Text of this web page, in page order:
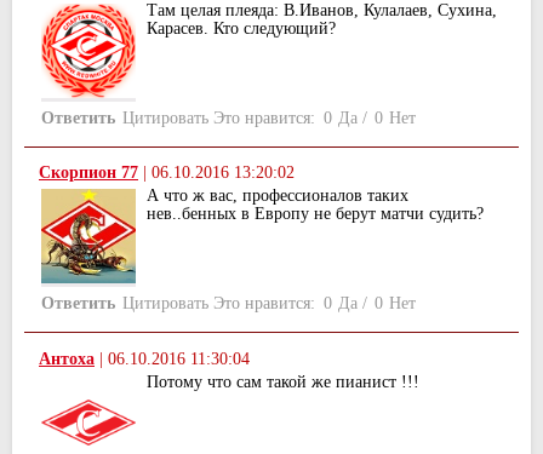
Там целая плеяда: В.Иванов, Кулалаев, Сухина,
Карасев. Кто следующий?
Ответить Цитировать Это нравится: 0 Да / 0 Нет
Скорпион 77
06.10.2016 13:20:02
А что ж вас, профессионалов таких
нев..бенных в Европу не берут матчи судить?
Ответить Цитировать Это нравится: 0 Да / 0 Нет
Антоха
06.10.2016 11:30:04
Потому что сам такой же пианист !!!